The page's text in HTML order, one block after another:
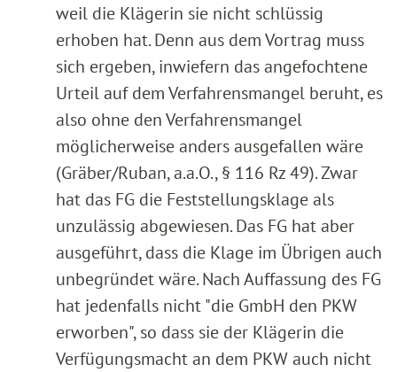
weil die Klägerin sie nicht schlüssig
erhoben hat. Denn aus dem Vortrag muss
sich ergeben, inwiefern das angefochtene
Urteil auf dem Verfahrensmangel beruht, es
also ohne den Verfahrensmangel
möglicherweise anders ausgefallen wäre
(Gräber/Ruban, a.a.O., § 116 Rz 49). Zwar
hat das FG die Feststellungsklage als
unzulässig abgewiesen. Das FG hat aber
ausgeführt, dass die Klage im Übrigen auch
unbegründet wäre. Nach Auffassung des FG
hat jedenfalls nicht "die GmbH den PKW
erworben", so dass sie der Klägerin die
Verfügungsmacht an dem PKW auch nicht